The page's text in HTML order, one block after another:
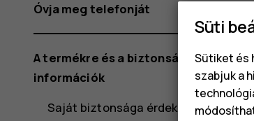
Óvja meg telefonját
A termékre és a biztonságra
információk
Saját biztonsága érdekében
Süti
Sütiket és
szabjuk a